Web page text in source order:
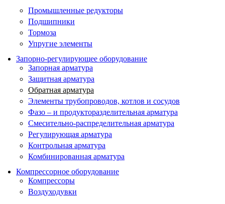
Промышленные редукторы
Подшипники
Тормоза
Упругие элементы
Запорно-регулирующее оборудование
Запорная арматура
Защитная арматура
Обратная арматура
Элементы трубопроводов, котлов и сосудов
Фазо – и продукторазделительная арматура
Смесительно-распределительная арматура
Регулирующая арматура
Контрольная арматура
Комбинированная арматура
Компрессорное оборудование
Компрессоры
Воздуходувки